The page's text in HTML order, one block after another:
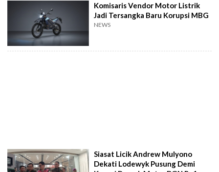
Komisaris Vendor Motor Listrik
Jadi Tersangka Baru Korupsi MBG
NEWS
Siasat Licik Andrew Mulyono
Dekati Lodewyk Pusung Demi